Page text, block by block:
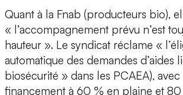
Quant à la Fnab (producteurs bio),
« l’accompagnement prévu n’est
hauteur ». Le syndicat réclame «
automatique des demandes d’aides
biosécurité » dans les PCAEA), avec
financement à 60 % en plaine et